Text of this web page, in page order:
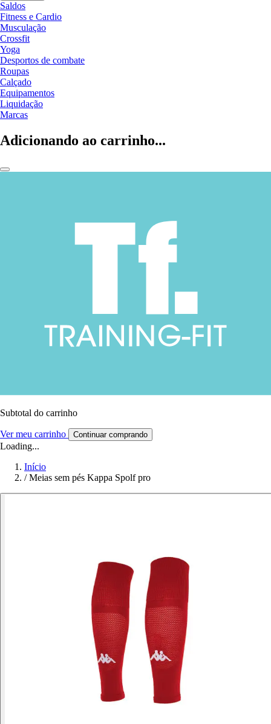
Saldos
Fitness e Cardio
Musculação
Crossfit
Yoga
Desportos de combate
Roupas
Calçado
Equipamentos
Liquidação
Marcas
Adicionando ao carrinho...
Subtotal do carrinho
Ver meu carrinho Continuar comprando
Loading...
Início
/ Meias sem pés Kappa Spolf pro